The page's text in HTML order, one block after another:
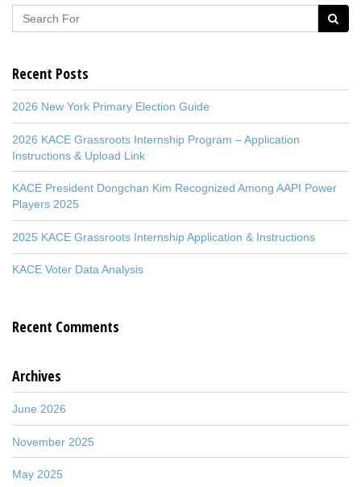
Recent Posts
2026 New York Primary Election Guide
2026 KACE Grassroots Internship Program – Application
Instructions & Upload Link
KACE President Dongchan Kim Recognized Among AAPI Power
Players 2025
2025 KACE Grassroots Internship Application & Instructions
KACE Voter Data Analysis
Recent Comments
Archives
June 2026
November 2025
May 2025